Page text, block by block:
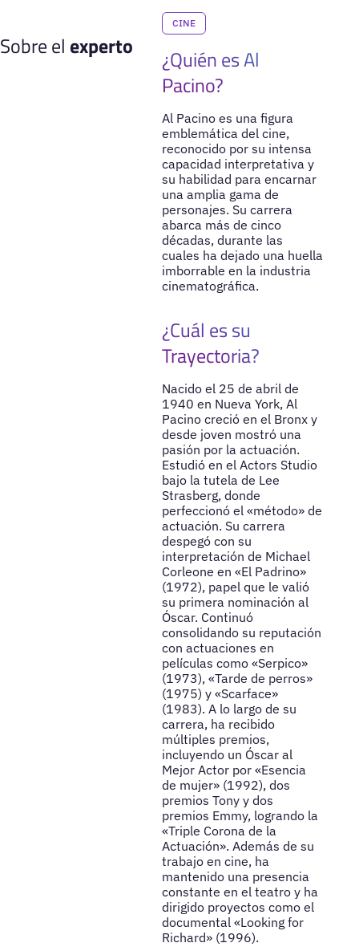
CINE
Sobre el experto
¿Quién es Al
Pacino?
Al Pacino es una figura
emblemática del cine,
reconocido por su intensa
capacidad interpretativa y
su habilidad para encarnar
una amplia gama de
personajes. Su carrera
abarca más de cinco
décadas, durante las
cuales ha dejado una huella
imborrable en la industria
cinematográfica.
¿Cuál es su
Trayectoria?
Nacido el 25 de abril de
1940 en Nueva York, Al
Pacino creció en el Bronx y
desde joven mostró una
pasión por la actuación.
Estudió en el Actors Studio
bajo la tutela de Lee
Strasberg, donde
perfeccionó el «método» de
actuación. Su carrera
despegó con su
interpretación de Michael
Corleone en «El Padrino»
(1972), papel que le valió
su primera nominación al
Óscar. Continuó
consolidando su reputación
con actuaciones en
películas como «Serpico»
(1973), «Tarde de perros»
(1975) y «Scarface»
(1983). A lo largo de su
carrera, ha recibido
múltiples premios,
incluyendo un Óscar al
Mejor Actor por «Esencia
de mujer» (1992), dos
premios Tony y dos
premios Emmy, logrando la
«Triple Corona de la
Actuación». Además de su
trabajo en cine, ha
mantenido una presencia
constante en el teatro y ha
dirigido proyectos como el
documental «Looking for
Richard» (1996).